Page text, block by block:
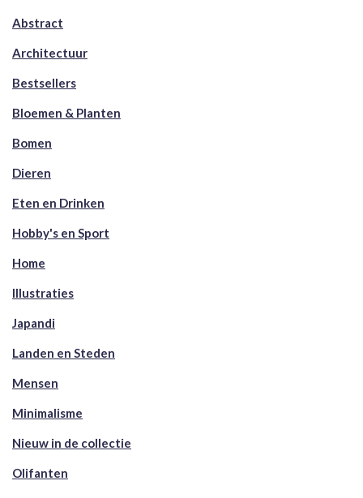
Abstract
Architectuur
Bestsellers
Bloemen & Planten
Bomen
Dieren
Eten en Drinken
Hobby's en Sport
Home
Illustraties
Japandi
Landen en Steden
Mensen
Minimalisme
Nieuw in de collectie
Olifanten